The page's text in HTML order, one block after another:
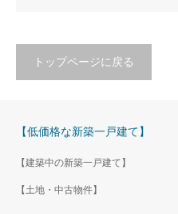
トップページに戻る
【低価格な新築一戸建て】
【建築中の新築一戸建て】
【土地・中古物件】